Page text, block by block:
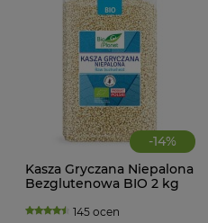
-14%
Kasza Gryczana Niepalona
Bezglutenowa BIO 2 kg
145 ocen